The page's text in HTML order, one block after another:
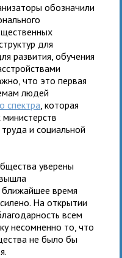
обозначили
для
развития, обучения
что это первая
людей
спектра , которая
и социальной
уверены
ближайшее время
На открытии
всем
несомненно то, что
не было бы